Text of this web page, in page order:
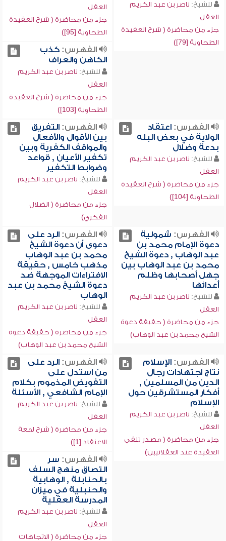
للشيخ: ناصر بن عبد الكريم
العقل
جزء من محاضرة ( شرح العقيدة
الطحاوية [79])
العقل
جزء من محاضرة ( شرح العقيدة
الطحاوية [95])
الفهرس:كذب
الكاهن والعراف
للشيخ: ناصر بن عبد الكريم
العقل
جزء من محاضرة ( شرح العقيدة
الطحاوية [103])
الفهرس:اعتقاد
الولاية في بعض البله
بدعة وضلال
للشيخ: ناصر بن عبد الكريم
العقل
جزء من محاضرة ( شرح العقيدة
الطحاوية [104])
الفهرس:التفريق
بين الأقوال والأفعال
والمواقف الكفرية وبين
تكفير الأعيان , قواعد
وضوابط التكفير
للشيخ: ناصر بن عبد الكريم
العقل
جزء من محاضرة ( الضلال
الفكري)
الفهرس: شمولية
دعوة الإمام محمد بن
عبد الوهاب , دعوة الشيخ
محمد بن عبد الوهاب بين
جهل أصحابها وظلم
أعدائها
للشيخ: ناصر بن عبد الكريم
العقل
جزء من محاضرة ( حقيقة دعوة
الشيخ محمد بن عبد الوهاب)
الفهرس:الرد على
دعوى أن دعوة الشيخ
محمد بن عبد الوهاب
مذهب خامس , حقيقة
الافتراءات الموجهة ضد
دعوة الشيخ محمد بن عبد
الوهاب
للشيخ: ناصر بن عبد الكريم
العقل
جزء من محاضرة ( حقيقة دعوة
الشيخ محمد بن عبد الوهاب)
الفهرس:الإسلام
نتاج اجتهادات رجال
الدين من المسلمين ,
أفكار المستشرقين حول
الإسلام
للشيخ: ناصر بن عبد الكريم
العقل
جزء من محاضرة ( مصدر تلقي
العقيدة عند العقلانيين)
الفهرس:الرد على
من استدل على
التفويض المذموم بكلام
الإمام الشافعي , الأسئلة
للشيخ: ناصر بن عبد الكريم
العقل
جزء من محاضرة ( شرح لمعة
الاعتقاد [1])
الفهرس: سر
التصاق منهج السلف
بالحنابلة , الوهابية
والحنبلية في ميزان
المدرسة العقلية
للشيخ: ناصر بن عبد الكريم
العقل
جزء من محاضرة ( الاتجاهات